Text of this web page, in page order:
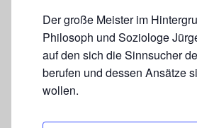
Der große Meister im
Philosoph und Soziologe
auf den sich die Sinnsucher
berufen und dessen Ansätze
wollen.